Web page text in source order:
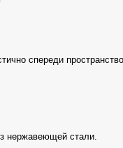
спереди
нержавеющей стали.